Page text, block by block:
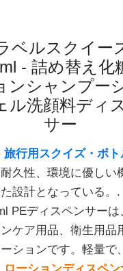
ベルスクイー
- 詰め替え化
ンシャンプー
ル洗顔料ディ
サー
旅行用スクイズ・ボト
久性、環境に優しい
設計となっている。.
PEディスペンサーは
ケア用品、衛生用品
ションです。軽量で